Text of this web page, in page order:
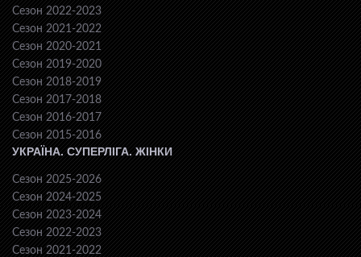
Сезон 2022-2023
Сезон 2021-2022
Сезон 2020-2021
Сезон 2019-2020
Сезон 2018-2019
Сезон 2017-2018
Сезон 2016-2017
Сезон 2015-2016
УКРАЇНА. СУПЕРЛІГА. ЖІНКИ
Сезон 2025-2026
Сезон 2024-2025
Сезон 2023-2024
Сезон 2022-2023
Сезон 2021-2022